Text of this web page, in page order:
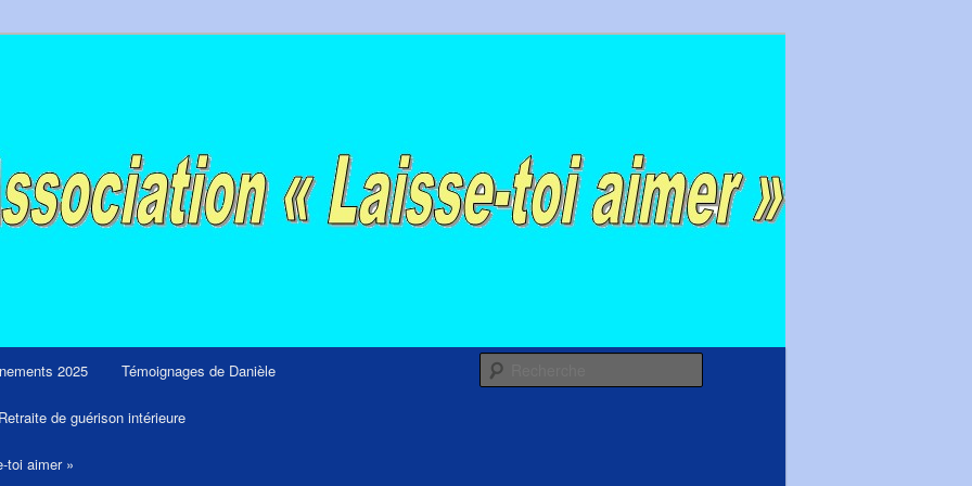
2025 Témoignages de Danièle
Retraite de guérison intérieure
toi aimer »